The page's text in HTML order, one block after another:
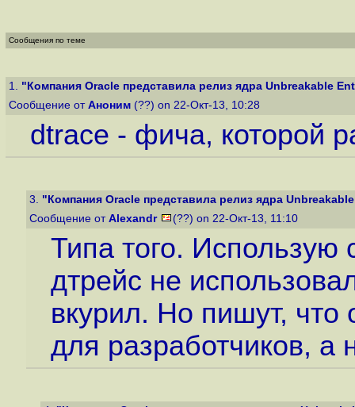
Сообщения по теме
1. "Компания Oracle представила релиз ядра Unbreakable
Сообщение от Аноним (??) on 22-Окт-13, 10:28
dtrace - фича, которой
3. "Компания Oracle представила релиз ядра
Сообщение от Alexandr (??) on 22-Окт-13, 11:10
Типа того. Использую
дтрейс не
вкурил. Но пишут, что
для разработчиков, а